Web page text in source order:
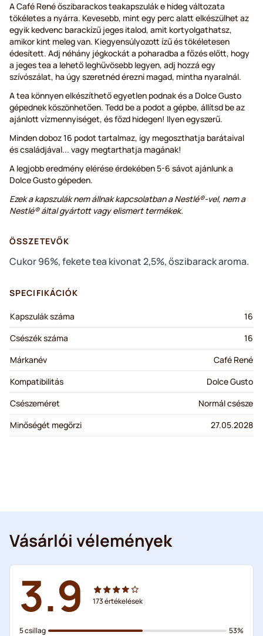
A Café René őszibarackos teakapszulák e hideg változata
tökéletes a nyárra. Kevesebb, mint egy perc alatt elkészülhet az
egyik kedvenc barackízű jeges italod, amit kortyolgathatsz,
amikor kint meleg van. Kiegyensúlyozott ízű és tökéletesen
édesített. Adj néhány jégkockát a poharadba a főzés előtt, hogy
a jeges tea a lehető leghűvösebb legyen, adj hozzá egy
szívószálat, ha úgy szeretnéd érezni magad, mintha nyaralnál.
A tea könnyen elkészíthető egyetlen podnak és a Dolce Gusto
gépednek köszönhetően. Tedd be a podot a gépbe, állítsd be az
ajánlott vízmennyiséget, és főzd hidegen! Ilyen egyszerű.
Minden doboz 16 podot tartalmaz, így megoszthatja barátaival
és családjával... vagy megtarthatja magának!
A legjobb eredmény elérése érdekében 5-6 sávot ajánlunk a
Dolce Gusto gépeden.
Ezek a kapszulák nem állnak kapcsolatban a Nestlé®-vel, nem a
Nestlé® által gyártott vagy elismert termékek.
ÖSSZETEVŐK
Cukor 96%, fekete tea kivonat 2,5%, őszibarack aroma.
SPECIFIKÁCIÓK
Kapszulák száma
16
Csészék száma
16
Márkanév
Café René
Kompatibilitás
Dolce Gusto
Csészeméret
Normál csésze
Minőségét megőrzi
27.05.2028
Vásárlói vélemények
3.9 173értékelések
5 csillag
53%